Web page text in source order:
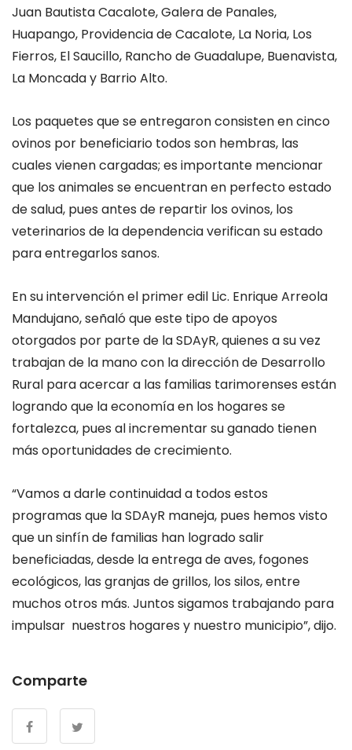
Juan Bautista Cacalote, Galera de Panales,
Huapango, Providencia de Cacalote, La Noria, Los
Fierros, El Saucillo, Rancho de Guadalupe, Buenavista,
La Moncada y Barrio Alto.
Los paquetes que se entregaron consistenen cinco
ovinos por beneficiario todos son hembras, las
cuales vienen cargadas; es importante mencionar
que los animales se encuentran en perfecto estado
de salud, pues antes de repartir los ovinos, los
veterinarios de la dependencia verifican su estado
para entregarlos sanos.
En su intervención el primer edil Lic. Enrique Arreola
Mandujano, señaló que este tipo de apoyos
otorgados por parte de la SDAyR, quienes a su vez
trabajan de la mano con la dirección de Desarrollo
Rural para acercar a las familias tarimorenses están
logrando que la economía en los hogares se
fortalezca, pues al incrementar su ganado tienen
más oportunidades de crecimiento.
“Vamos a darle continuidad a todos estos
programas que la SDAyR maneja, pues hemos visto
que un sinfín de familias han logrado salir
beneficiadas, desde la entrega de aves, fogones
ecológicos, las granjas de grillos, los silos, entre
muchos otros más. Juntos sigamos trabajando para
impulsar nuestros hogares y nuestro municipio”, dijo.
Comparte